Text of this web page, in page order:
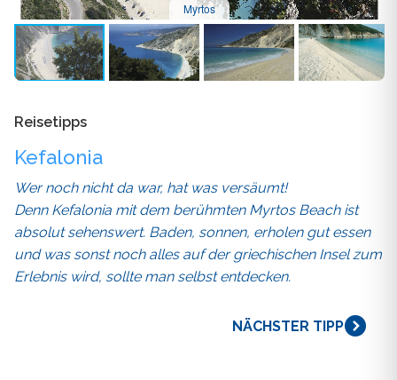
Myrtos
Reisetipps
Kefalonia
Wer noch nicht da war, hat was versäumt!
Denn Kefalonia mit dem berühmten Myrtos Beach ist
absolut sehenswert. Baden, sonnen, erholen gut essen
und was sonst noch alles auf der griechischen Insel zum
Erlebnis wird, sollte man selbst entdecken.
NÄCHSTER TIPP